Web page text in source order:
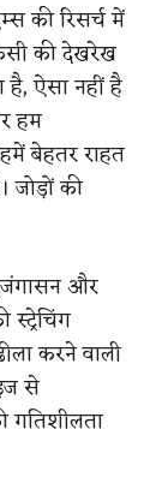
की रिसर्च में
की देखरेख
है, ऐसा नहीं है
हम
बेहतर राहत
जोड़ों की
और
करने वाली
से
गतिशीलता